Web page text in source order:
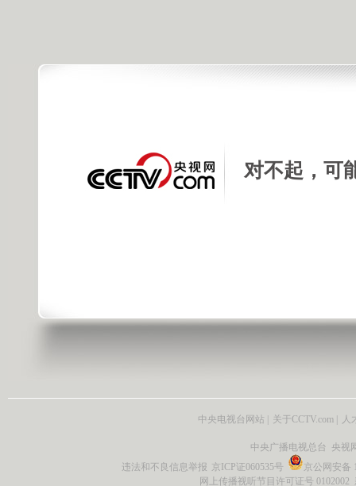
对不起，可
中央电视台网站 | 关于CCTV.com | 人
中央广播电视总台 央视
违法和不良信息举报 京ICP证060535号
京公网安备
网上传播视听节目许可证号 0102002